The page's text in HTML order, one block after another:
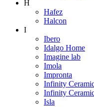
H
Hafez
Halcon
I
Ibero
Idalgo Home
Imagine lab
Imola
Impronta
Infinity
Infinity
Isla